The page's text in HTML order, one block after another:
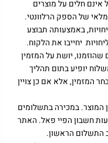
אינם חלים על מוצרים
של הספק הרלוונטי.
באמצעותה תבוצע
יחייבו את הלקוח.
יושת על המזמין
יופיע בתום תהליך
המזמין, אלא אם כן צויין
המוצר. במכירה בתשלומים
חשבון הפיי פאל. האתר
התשלום הראשון.